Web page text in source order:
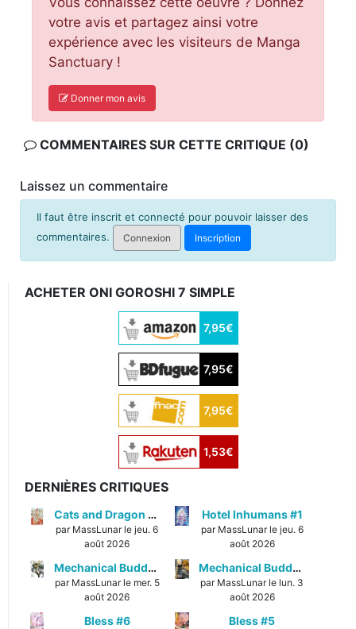
votre avis et partagez ainsi votre
expérience avec les visiteurs de Manga
Sanctuary !
Donner mon avis
COMMENTAIRES SUR CETTE CRITIQUE (0)
Laissez un commentaire
Il faut être inscrit et connecté pour pouvoir laisser des
commentaires.
Connexion Inscription
ACHETER ONI GOROSHI 7 SIMPLE
7,95€
7,95€
7,95€
1,53€
DERNIÈRES CRITIQUES
Cats and Dragon #3
par MassLunar le jeu. 6
août 2026
Hotel Inhumans #1
par MassLunar le jeu. 6
août 2026
Mechanical Buddy Universe #1
par MassLunar le mer. 5
août 2026
Mechanical Buddy Universe #0
par MassLunar le lun. 3
août 2026
Bless #6 Bless #5